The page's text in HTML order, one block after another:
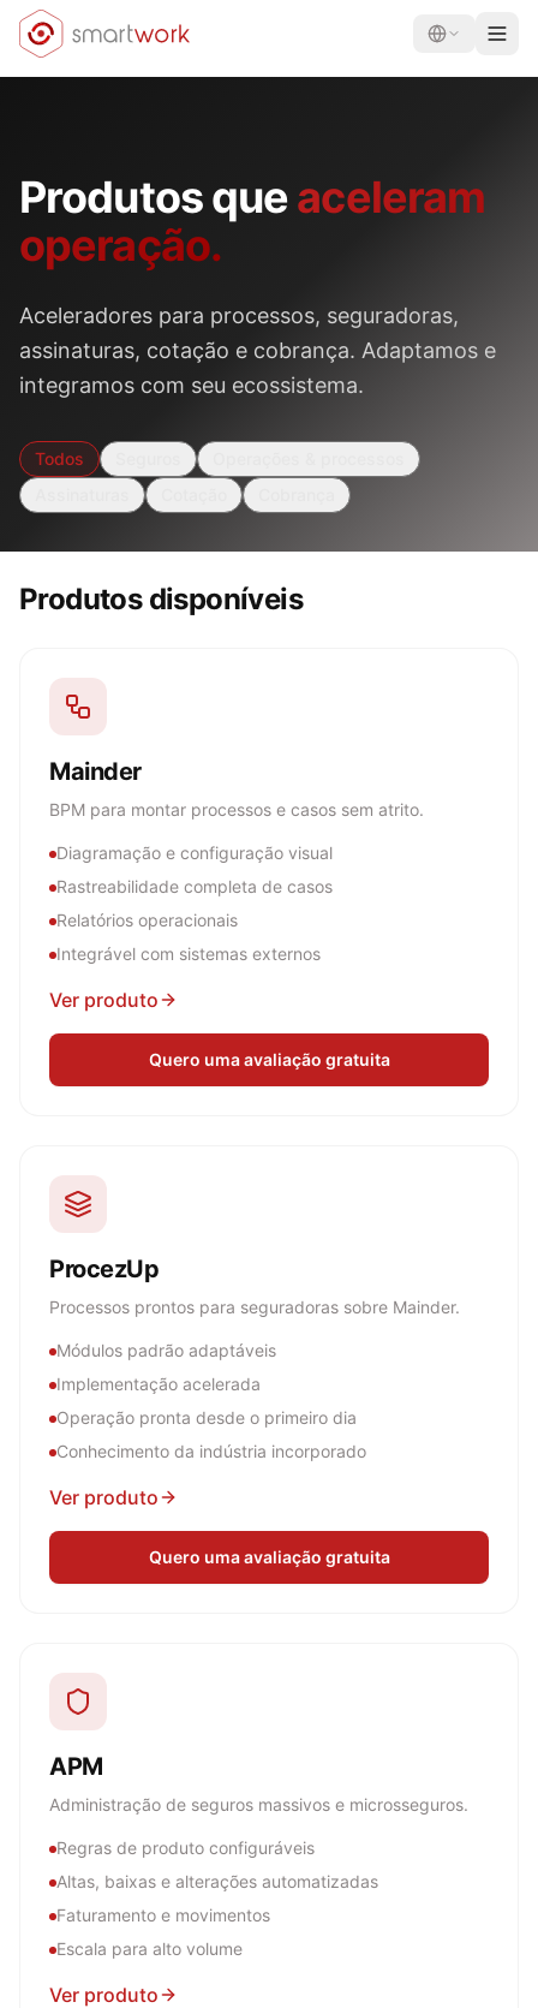
Produtos queaceleram
operação.
Aceleradores para processos, seguradoras,
assinaturas, cotação e cobrança. Adaptamos e
integramos com seu ecossistema.
Todos
Produtos disponíveis
Mainder
BPM para montar processos e casos sem atrito.
Diagramação e configuração visual
Rastreabilidade completa de casos
Relatórios operacionais
Integrável com sistemas externos
Ver produto
Quero uma avaliação gratuita
ProcezUp
Processos prontos para seguradoras sobre Mainder.
Módulos padrão adaptáveis
Implementação acelerada
Operação pronta desde o primeiro dia
Conhecimento da indústria incorporado
Ver produto
Quero uma avaliação gratuita
APM
Administração de seguros massivos e microsseguros.
Regras de produto configuráveis
Altas, baixas e alterações automatizadas
Faturamento e movimentos
Escala para alto volume
Ver produto